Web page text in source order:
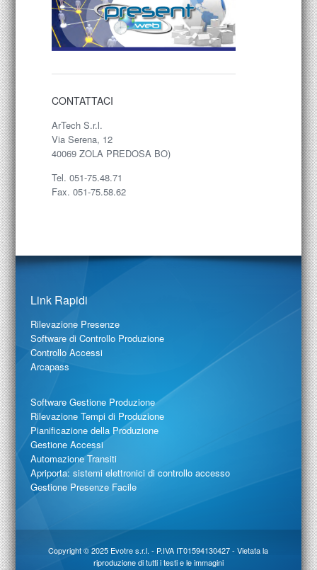
CONTATTACI
ArTech S.r.l.
Via Serena, 12
40069 ZOLA PREDOSA BO)
Tel. 051-75.48.71
Fax. 051-75.58.62
Link Rapidi
Rilevazione Presenze
Software di Controllo Produzione
Controllo Accessi
Arcapass
Software Gestione Produzione
Rilevazione Tempi di Produzione
Pianificazione della Produzione
Gestione Accessi
Automazione Transiti
Apriporta: sistemi elettronici di controllo accesso
Gestione Presenze Facile
Copyright © 2025 Evotre s.r.l. - P.IVA IT01594130427 - Vietata la
riproduzione di tutti i testi e le immagini